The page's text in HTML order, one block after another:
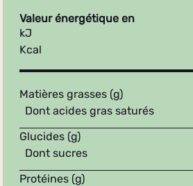
Valeur énergétique en
kJ
Kcal
Matières grasses (g)
Dont acides gras saturés
Glucides (g)
Dont sucres
Protéines (g)